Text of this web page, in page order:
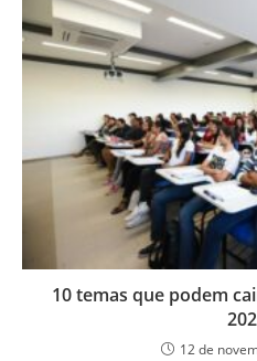
10 temas que podem
12 de